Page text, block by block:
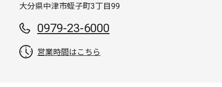
大分県中津市蛭子町3丁目99
0979-23-6000
営業時間はこちら